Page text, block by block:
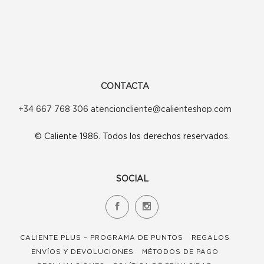
CONTACTA
+34 667 768 306 atencioncliente@calienteshop.com
© Caliente 1986. Todos los derechos reservados.
SOCIAL
CALIENTE PLUS – PROGRAMA DE PUNTOS
REGALOS
ENVÍOS Y DEVOLUCIONES
MÉTODOS DE PAGO